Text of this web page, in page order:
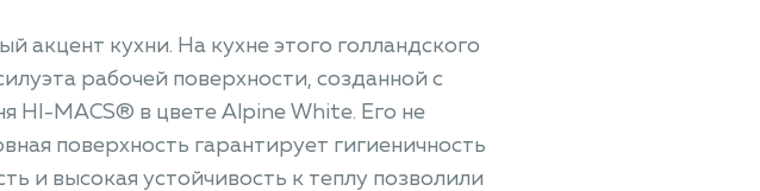
акцент кухни. На кухне этого голландского
рабочей поверхности, созданной с
HI-MACS® в цвете Alpine White. Его не
поверхность гарантирует гигиеничность
и высокая устойчивость к теплу позволили